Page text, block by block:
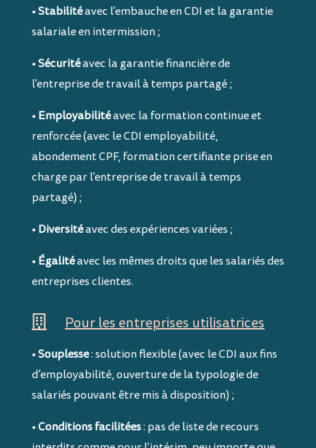
•Stabilitéavec l’embauche en CDI et la garantie
salariale en intermission ;
•Sécuritéavec la garantie financière de
l’entreprise de travail à temps partagé ;
• Employabilitéavec la formation continue et
renforcée (avec le CDI employabilité,
abondement CPF, formation certifiante prise en
charge par l’entreprise de travail à temps
partagé) ;
• Diversitéavec des expériences variées ;
• Égalitéavec les mêmes droits que les salariés des
entreprises clientes.
 Pour les entreprises utilisatrices
•Souplesse: solution flexible (avec le CDI aux fins
d’employabilité, ouverture de la typologie de
salariés pouvant être mis à disposition) ;
•Conditions facilitées: pas de liste de recours